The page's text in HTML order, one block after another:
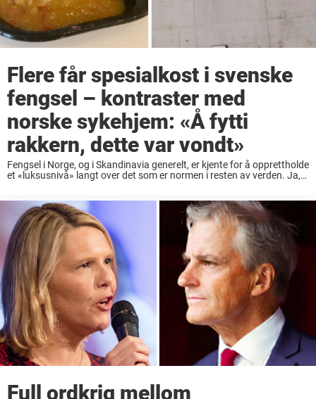
Flere får spesialkost i svenske
fengsel – kontraster med
norske sykehjem: «Å fytti
rakkern, dette var vondt»
Fengsel i Norge, og i Skandinavia generelt, er kjente for å opprettholde
et «luksusnivå» langt over det som er normen i resten av verden. Ja,
Full ordkrig mellom